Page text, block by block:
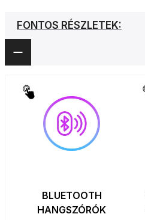
FONTOS RÉSZLETEK:
BLUETOOTH
HANGSZÓRÓK